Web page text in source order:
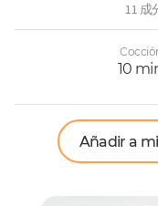
11 成
10
Añadir a